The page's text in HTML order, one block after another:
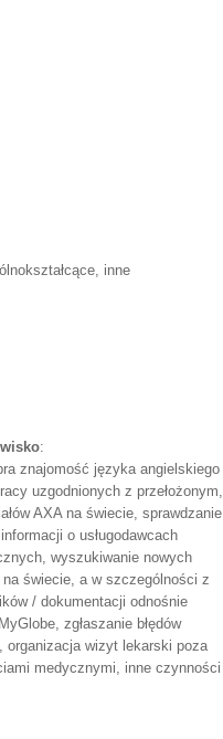
inne
:
znajomość języka angielskiego
uzgodnionych z przełożonym,
AXA na świecie, sprawdzanie
o usługodawcach
wyszukiwanie nowych
na świecie, a w szczególności z
/ dokumentacji odnośnie
zgłaszanie błędów
organizacja wizyt lekarski poza
medycznymi, inne czynności